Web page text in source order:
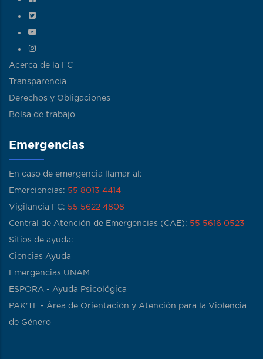
Acerca de la FC
Transparencia
Derechos y Obligaciones
Bolsa de trabajo
Emergencias
En caso de emergencia llamar al:
Emerciencias: 55 8013 4414
Vigilancia FC: 55 5622 4808
Central de Atención de Emergencias (CAE): 55 5616 0523
Sitios de ayuda:
Ciencias Ayuda
Emergencias UNAM
ESPORA - Ayuda Psicológica
PAK'TE - Área de Orientación y Atención para la Violencia
de Género